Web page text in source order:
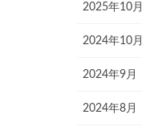
2025年10月
2024年10月
2024年9月
2024年8月